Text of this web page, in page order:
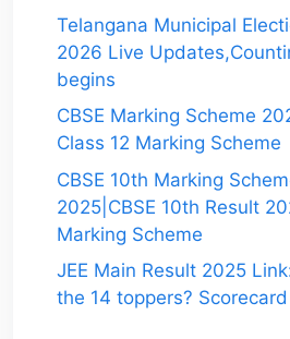
Telangana Municipal
2026 Live
begins
CBSE Marking Scheme
Class 12 Marking Scheme
CBSE 10th Marking
2025|CBSE 10th Result
Marking Scheme
JEE Main Result 2025
the 14 toppers?